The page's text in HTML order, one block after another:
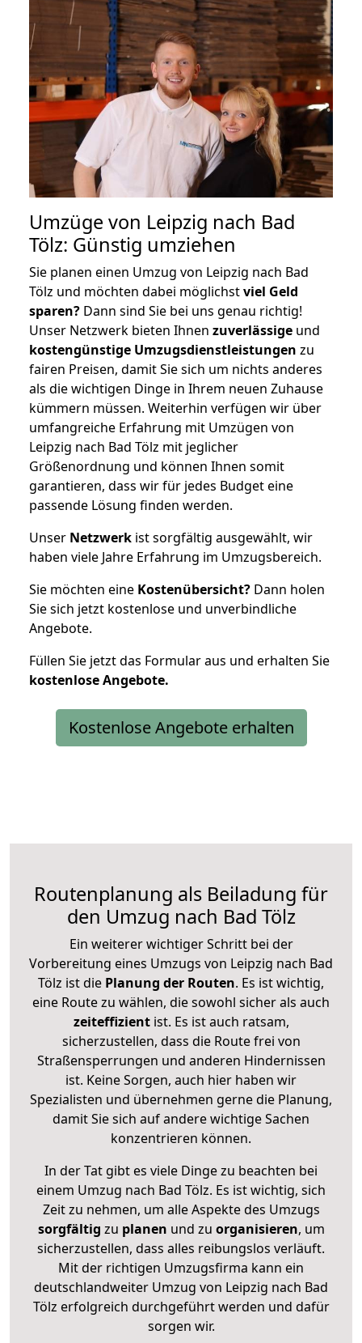
Umzüge von Leipzig nach Bad
Tölz: Günstig umziehen
Sie planen einen Umzug von Leipzig nach Bad
Tölz und möchten dabei möglichstviel Geld
sparen? Dann sind Sie bei uns genau richtig!
Unser Netzwerk bieten Ihnen zuverlässige und
kostengünstige Umzugsdienstleistungen zu
fairen Preisen, damit Sie sich um nichts anderes
als die wichtigen Dinge in Ihrem neuen Zuhause
kümmern müssen. Weiterhin verfügen wir über
umfangreiche Erfahrung mit Umzügen von
Leipzig nach Bad Tölz mit jeglicher
Größenordnung und können Ihnen somit
garantieren, dass wir für jedes Budget eine
passende Lösung finden werden.
Unser Netzwerk ist sorgfältig ausgewählt, wir
haben viele Jahre Erfahrung im Umzugsbereich.
Sie möchten eine Kostenübersicht? Dann holen
Sie sich jetzt kostenlose und unverbindliche
Angebote.
Füllen Sie jetzt das Formular aus und erhalten Sie
kostenloseAngebote.
Kostenlose Angebote erhalten
Routenplanung als Beiladung für
den Umzug nach Bad Tölz
Ein weiterer wichtiger Schritt bei der
Vorbereitung eines Umzugs von Leipzig nach Bad
Tölz ist die Planung der Routen. Es ist wichtig,
eine Route zu wählen, die sowohl sicher als auch
zeiteffizientist. Es ist auch ratsam,
sicherzustellen, dass die Route frei von
Straßensperrungen und anderen Hindernissen
ist. Keine Sorgen, auch hier haben wir
Spezialisten und übernehmen gerne die Planung,
damit Sie sich auf andere wichtige Sachen
konzentrieren können.
In der Tat gibt es viele Dinge zu beachten bei
einem Umzug nach Bad Tölz. Es ist wichtig, sich
Zeit zu nehmen, um alle Aspekte des Umzugs
sorgfältig zu planen und zu organisieren, um
sicherzustellen, dass alles reibungslos verläuft.
Mit der richtigen Umzugsfirma kann ein
deutschlandweiter Umzug von Leipzig nach Bad
Tölz erfolgreich durchgeführt werden und dafür
sorgen wir.